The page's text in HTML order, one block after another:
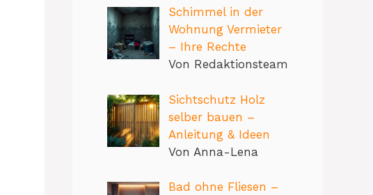
Schimmel in der
Wohnung Vermieter
– Ihre Rechte
Von Redaktionsteam
Sichtschutz Holz
selber bauen –
Anleitung & Ideen
Von Anna-Lena
Bad ohne Fliesen –